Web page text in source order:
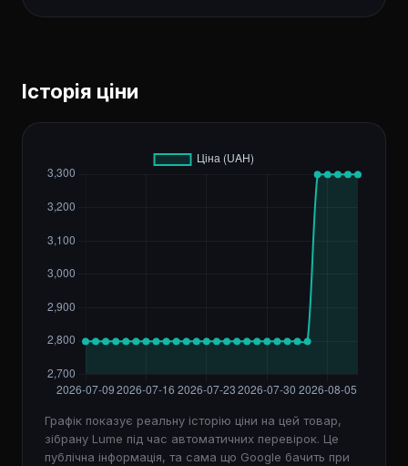
Історія ціни
Графік показує реальну історію ціни на цей товар,
зібрану Lume під час автоматичних перевірок. Це
публічна інформація, та сама що Google бачить при